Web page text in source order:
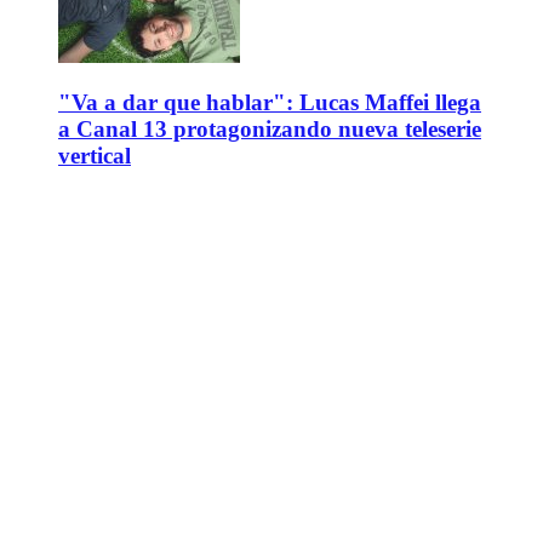
"Va a dar que hablar": Lucas Maffei llega
a Canal 13 protagonizando nueva teleserie
vertical